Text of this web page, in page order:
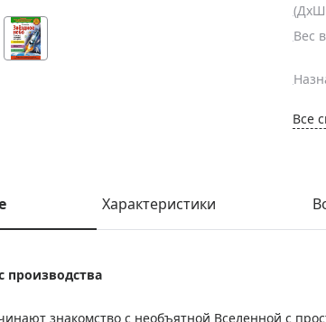
Вес
Все
Характеристики
производства
знакомство с необъятной Вселенной с